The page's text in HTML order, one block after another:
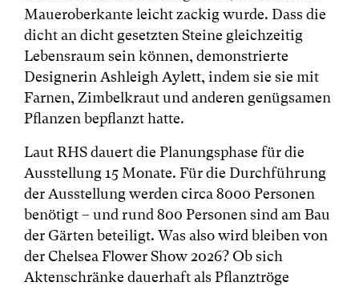
Maueroberkante leicht zackig wurde. Dass die
dicht an dicht gesetzten Steine gleichzeitig
Lebensraum sein können, demonstrierte
Designerin Ashleigh Aylett, indem sie sie mit
Farnen, Zimbelkraut und anderen genügsamen
Pflanzen bepflanzt hatte.
Laut RHS dauert die Planungsphase für die
Ausstellung 15 Monate. Für die Durchführung
der Ausstellung werden circa 8000 Personen
benötigt – und rund 800 Personen sind am Bau
der Gärten beteiligt. Was also wird bleiben von
der Chelsea Flower Show 2026? Ob sich
Aktenschränke dauerhaft als Pflanztröge